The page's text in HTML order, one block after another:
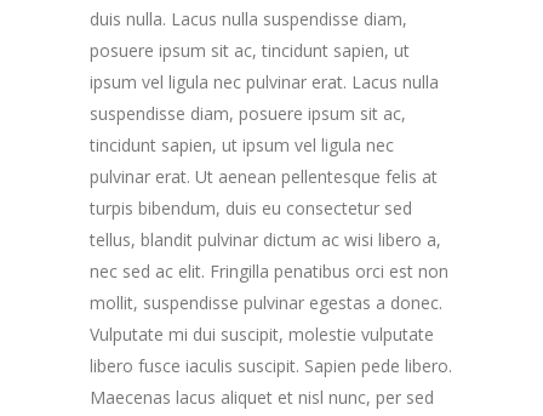
duis nulla. Lacus nulla suspendisse diam,
posuere ipsum sit ac, tincidunt sapien, ut
ipsum vel ligula nec pulvinar erat. Lacus nulla
suspendisse diam, posuere ipsum sit ac,
tincidunt sapien, ut ipsum vel ligula nec
pulvinar erat. Ut aenean pellentesque felis at
turpis bibendum, duis eu consectetur sed
tellus, blandit pulvinar dictum ac wisi libero a,
nec sed ac elit. Fringilla penatibus orci est non
mollit, suspendisse pulvinar egestas a donec.
Vulputate mi dui suscipit, molestie vulputate
libero fusce iaculis suscipit. Sapien pede libero.
Maecenas lacus aliquet et nisl nunc, per sed